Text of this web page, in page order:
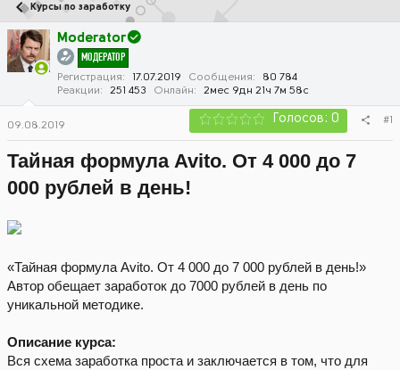
о
р
т
е
а
а
ч
а
л
а
Курсы по заработку
Moderator
МОДЕРАТОР
Регистрация 17.07.2019 Сообщения
80 784
Реакции
251 453 Онлайн 2мес 9дн 21ч 7м 58с
09.08.2019 Голосов: 0 #1
Тайная формула Avito. От 4 000 до 7
000 рублей в день!
«Тайная формула Avito. От 4 000 до 7 000 рублей в день!»
Автор обещает заработок до 7000 рублей в день по
уникальной методике.
Описание курса:
Вся схема заработка проста и заключается в том, что для